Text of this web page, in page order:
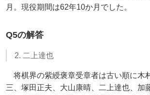
月。現役期間は62年10か月でした。
Q5の解答
2. 二上達也
将棋界の紫綬褒章受章者は古い順に木
三、塚田正夫、大山康晴、二上達也、加